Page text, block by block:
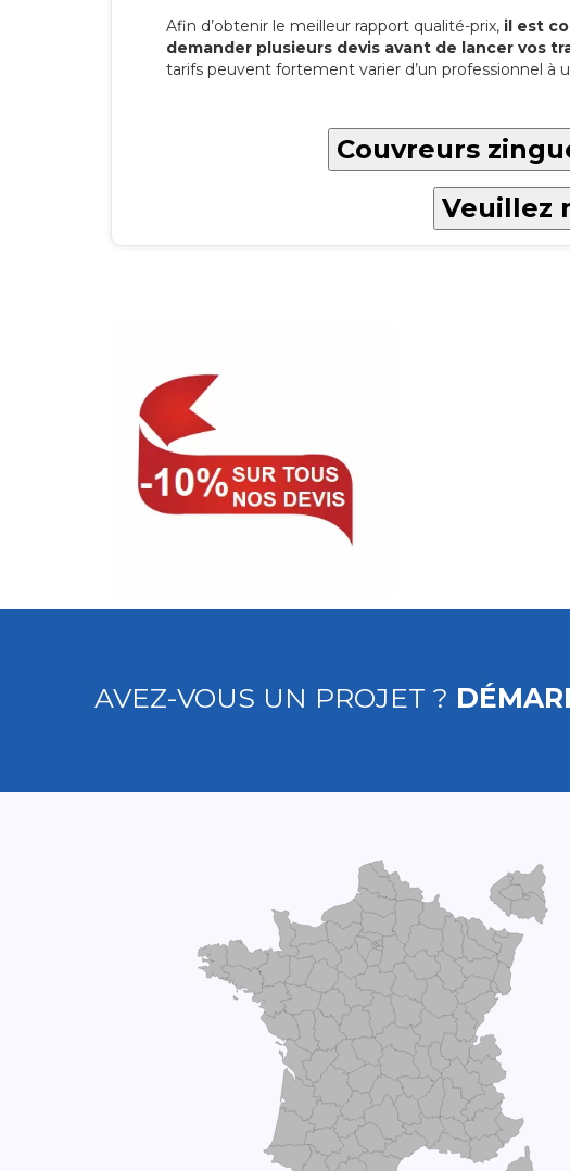
Afin d’obtenir le meilleur rapport qualité-prix, il est
demander plusieurs devis avant de lancer vos
tarifs peuvent fortement varier d’un professionnel à
Couvreurs
Veuillez
AVEZ-VOUS UN PROJET ?